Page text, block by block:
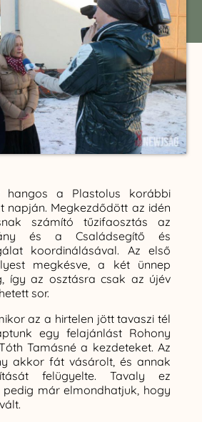
hangos a Plastolus korábbi
napján. Megkezdődött az idén
számító tűzifaosztás az
és a Családsegítő és
koordinálásával. Az első
megkésve, a két ünnep
így az osztásra csak az újév
sor.
az a hirtelen jött tavaszi tél
egy felajánlást Rohony
Tamásné a kezdeteket. Az
akkor fát vásárolt, és annak
felügyelte. Tavaly ez
már elmondhatjuk, hogy